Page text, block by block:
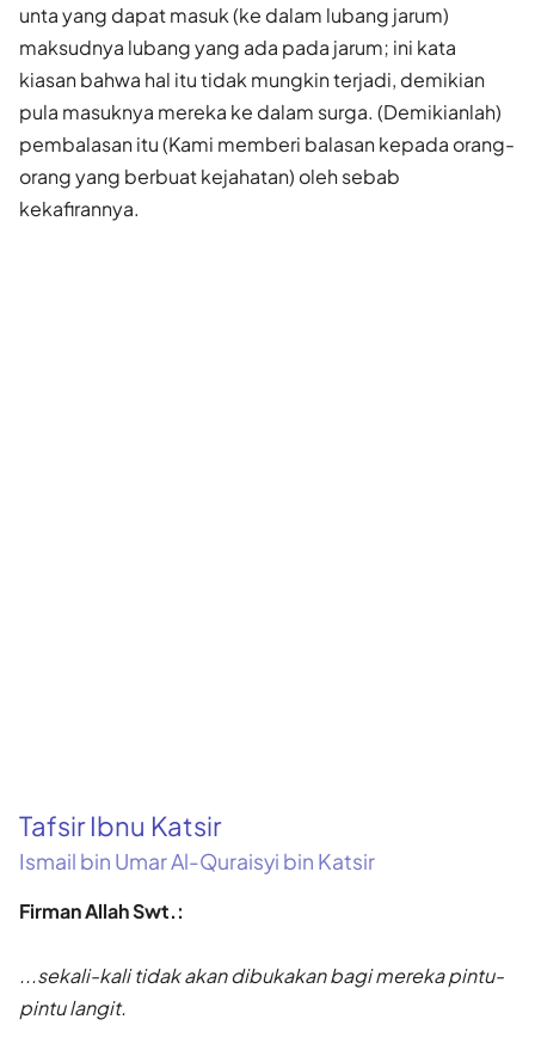
unta yang dapat masuk (ke dalam lubang jarum)
maksudnya lubang yang ada pada jarum; ini kata
kiasan bahwa hal itu tidak mungkin terjadi, demikian
pula masuknya mereka ke dalam surga. (Demikianlah)
pembalasan itu (Kami memberi balasan kepada orang-
orang yang berbuat kejahatan) oleh sebab
kekafirannya.
Tafsir Ibnu Katsir
Ismail bin Umar Al-Quraisyi bin Katsir
Firman Allah Swt.:
...sekali-kali tidak akan dibukakan bagi mereka pintu-
pintu langit.